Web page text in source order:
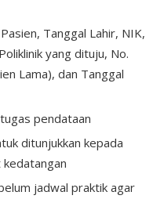
Tanggal Lahir, NIK,
yang dituju, No.
Lama), dan Tanggal
pendataan
ditunjukkan kepada
jadwal praktik agar